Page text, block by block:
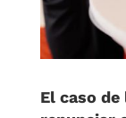
El caso de